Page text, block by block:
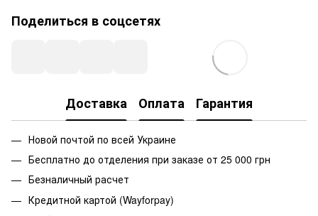
Поделиться в соцсетях
Доставка Оплата Гарантия
Новой почтой по всей Украине
Бесплатно до отделения при заказе от 25 000 грн
Безналичный расчет
Кредитной картой (Wayforpay)